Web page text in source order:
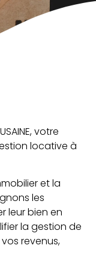
votre
locative à
et la
les
leur bien en
la gestion de
revenus,